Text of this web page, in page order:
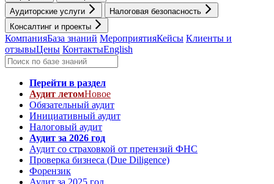
Аудиторские услуги
Налоговая безопасность
Консалтинг и проекты
КомпанияБаза знаний МероприятияКейсы Клиенты и
отзывыЦены КонтактыEnglish
Перейти в раздел
Аудит летомНовое
Обязательный аудит
Инициативный аудит
Налоговый аудит
Аудит за 2026 год
Аудит со страховкой от претензий ФНС
Проверка бизнеса (Due Diligence)
Форензик
Аудит за 2025 год